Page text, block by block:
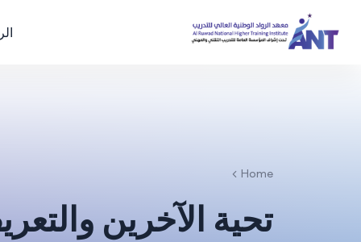
Home
تحية الآخرين